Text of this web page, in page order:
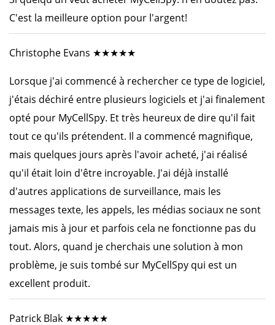
C'est la meilleure option pour l'argent!
Christophe Evans ★★★★★
Lorsque j'ai commencé à rechercher ce type de logiciel,
j'étais déchiré entre plusieurs logiciels et j'ai finalement
opté pour MyCellSpy. Et très heureux de dire qu'il fait
tout ce qu'ils prétendent. Il a commencé magnifique,
mais quelques jours après l'avoir acheté, j'ai réalisé
qu'il était loin d'être incroyable. J'ai déjà installé
d'autres applications de surveillance, mais les
messages texte, les appels, les médias sociaux ne sont
jamais mis à jour et parfois cela ne fonctionne pas du
tout. Alors, quand je cherchais une solution à mon
problème, je suis tombé sur MyCellSpy qui est un
excellent produit.
Patrick Blak ★★★★★